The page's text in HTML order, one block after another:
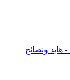
تجول كامل في طبعة جديدة من Resident Evil 2 - هايد ونصائح